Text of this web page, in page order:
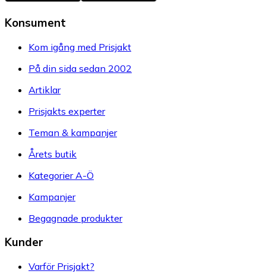
Konsument
Kom igång med Prisjakt
På din sida sedan 2002
Artiklar
Prisjakts experter
Teman & kampanjer
Årets butik
Kategorier A-Ö
Kampanjer
Begagnade produkter
Kunder
Varför Prisjakt?